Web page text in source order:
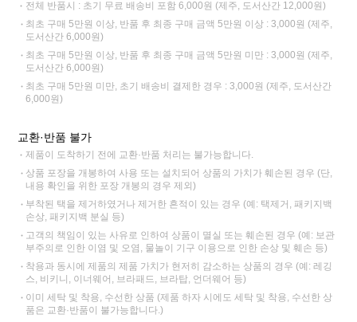
전체 반품시 : 초기 무료 배송비 포함 6,000원 (제주, 도서산간 12,000원)
최초 구매 5만원 이상, 반품 후 최종 구매 금액 5만원 이상 : 3,000원 (제주,
도서산간 6,000원)
최초 구매 5만원 이상, 반품 후 최종 구매 금액 5만원 미만 : 3,000원 (제주,
도서산간 6,000원)
최초 구매 5만원 미만, 초기 배송비 결제한 경우 : 3,000원 (제주, 도서산간
6,000원)
교환·반품 불가
제품이 도착하기 전에 교환·반품 처리는 불가능합니다.
상품 포장을 개봉하여 사용 또는 설치되어 상품의 가치가 훼손된 경우 (단,
내용 확인을 위한 포장 개봉의 경우 제외)
부착된 택을 제거하였거나 제거한 흔적이 있는 경우 (예: 택제거, 패키지백
손상, 패키지백 분실 등)
고객의 책임이 있는 사유로 인하여 상품이 멸실 또는 훼손된 경우 (예: 보관
부주의로 인한 이염 및 오염, 물놀이 기구 이용으로 인한 손상 및 훼손 등)
착용과 동시에 제품의 제품 가치가 현저히 감소하는 상품의 경우 (예: 레깅
스, 비키니, 이너웨어, 브라패드, 브라탑, 언더웨어 등)
이미 세탁 및 착용, 수선한 상품 (제품 하자 시에도 세탁 및 착용, 수선한 상
품은 교환·반품이 불가능합니다.)